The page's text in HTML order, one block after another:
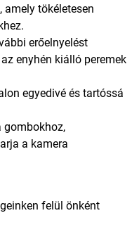
amely tökéletesen
erőelnyelést
enyhén kiálló peremek
egyedivé és tartóssá
gombokhoz,
a kamera
felül önként